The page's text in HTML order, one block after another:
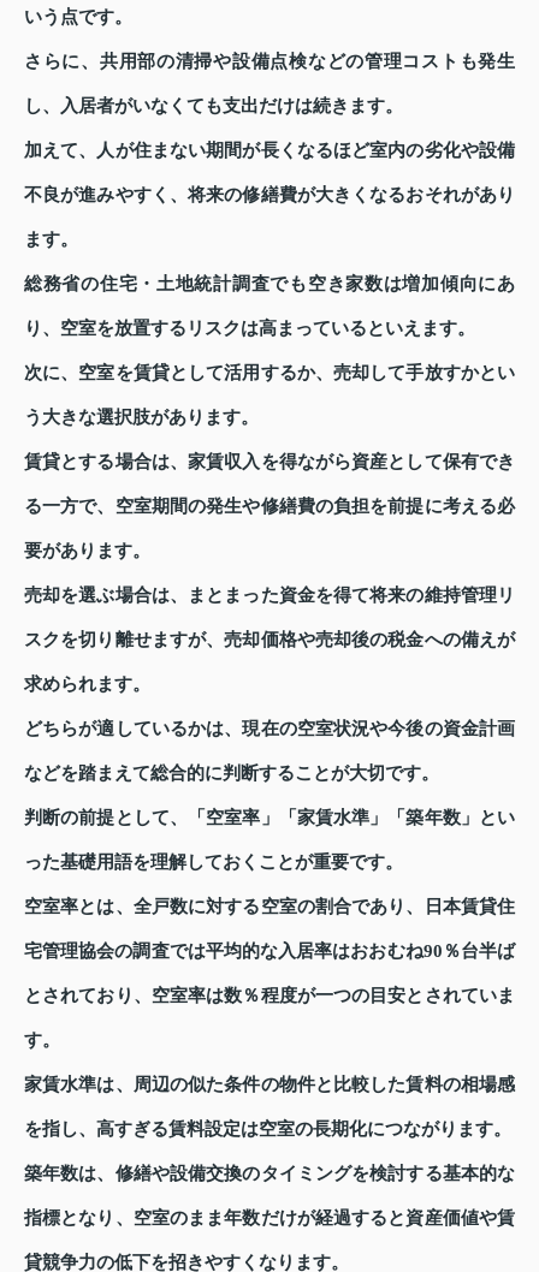
いう点です。
さらに、共用部の清掃や設備点検などの管理コストも発生
し、入居者がいなくても支出だけは続きます。
加えて、人が住まない期間が長くなるほど室内の劣化や設備
不良が進みやすく、将来の修繕費が大きくなるおそれがあり
ます。
総務省の住宅・土地統計調査でも空き家数は増加傾向にあ
り、空室を放置するリスクは高まっているといえます。
次に、空室を賃貸として活用するか、売却して手放すかとい
う大きな選択肢があります。
賃貸とする場合は、家賃収入を得ながら資産として保有でき
る一方で、空室期間の発生や修繕費の負担を前提に考える必
要があります。
売却を選ぶ場合は、まとまった資金を得て将来の維持管理リ
スクを切り離せますが、売却価格や売却後の税金への備えが
求められます。
どちらが適しているかは、現在の空室状況や今後の資金計画
などを踏まえて総合的に判断することが大切です。
判断の前提として、「空室率」「家賃水準」「築年数」とい
った基礎用語を理解しておくことが重要です。
空室率とは、全戸数に対する空室の割合であり、日本賃貸住
宅管理協会の調査では平均的な入居率はおおむね90％台半ば
とされており、空室率は数％程度が一つの目安とされていま
す。
家賃水準は、周辺の似た条件の物件と比較した賃料の相場感
を指し、高すぎる賃料設定は空室の長期化につながります。
築年数は、修繕や設備交換のタイミングを検討する基本的な
指標となり、空室のまま年数だけが経過すると資産価値や賃
貸競争力の低下を招きやすくなります。